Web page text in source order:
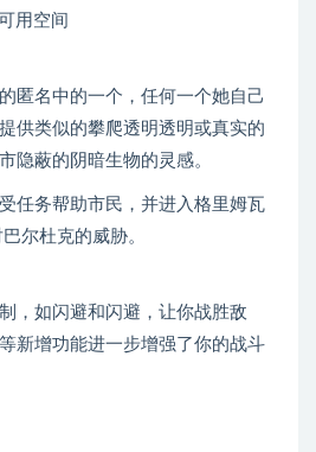
用空间
匿名中的一个，任何一个她自己
供类似的攀爬透明透明或真实的
隐蔽的阴暗生物的灵感。
任务帮助市民，并进入格里姆瓦
尔杜克的威胁。
，如闪避和闪避，让你战胜敌
新增功能进一步增强了你的战斗